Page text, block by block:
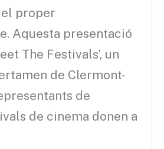
proper
Aquesta presentació
The Festivals’, un
de Clermont-
de
de cinema donen a